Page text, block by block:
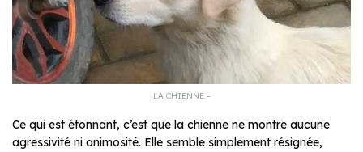
LA CHIENNE –
Ce qui est étonnant, c’est que la chienne ne montre aucune
agressivité ni animosité. Elle semble simplement résignée,